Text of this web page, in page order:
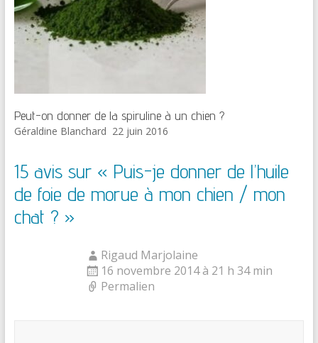
Peut-on donner de la spiruline à un chien ?
Géraldine Blanchard 22 juin 2016
15 avis sur « Puis-je donner de l’huile
de foie de morue à mon chien / mon
chat ? »
Rigaud Marjolaine
16 novembre 2014 à 21 h 34 min
Permalien